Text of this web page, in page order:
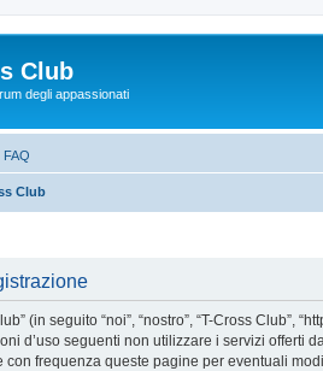
Club
degli appassionati
FAQ
Club
(in seguito “noi”, “nostro”, “T-Cross Club”,
d’uso seguenti non utilizzare i servizi offerti
frequenza queste pagine per eventuali